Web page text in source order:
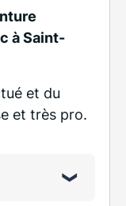
à Saint-
et du
et très pro.